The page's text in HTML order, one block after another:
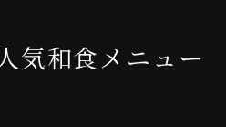
気和食メニュー